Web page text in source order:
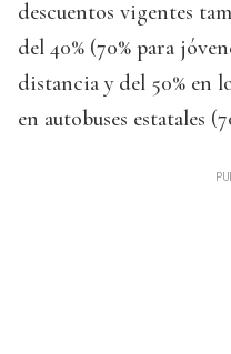
descuentos vigentes
del 40% (70% para
distancia y del 50% en
en autobuses estatales